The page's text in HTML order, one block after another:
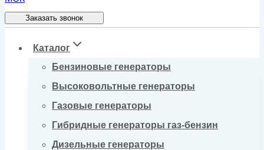
Заказать звонок
Каталог
Бензиновые генераторы
Высоковольтные генераторы
Газовые генераторы
Гибридные генераторы газ-бензин
Дизельные генераторы